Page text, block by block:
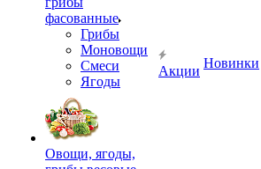
фасованные
Грибы
Моновощи
Смеси
Ягоды
Овощи, ягоды,
Акции
Новинки